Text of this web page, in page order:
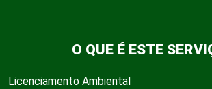
O QUE É ESTE
Licenciamento Ambiental